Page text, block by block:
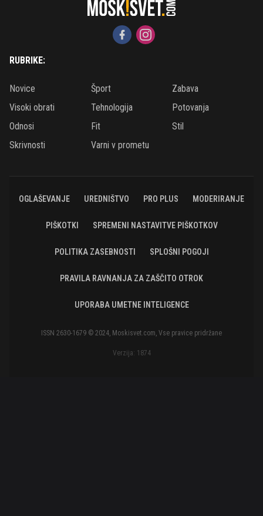
RUBRIKE:
Novice Šport
Zabava
Visoki obrati
Tehnologija
Potovanja
Odnosi
Fit
Stil
Skrivnosti
Varni v prometu
OGLAŠEVANJE UREDNIŠTVO PRO PLUS MODERIRANJE
PIŠKOTKI SPREMENI NASTAVITVE PIŠKOTKOV
POLITIKA ZASEBNOSTI SPLOŠNI POGOJI
PRAVILA RAVNANJA ZA ZAŠČITO OTROK
UPORABA UMETNE INTELIGENCE
ISSN 2630-1679 © 2024, Moskisvet.com, Vse pravice pridržane
Verzija: 1874